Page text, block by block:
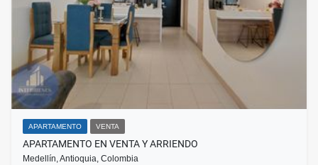
APARTAMENTO VENTA
APARTAMENTO EN VENTA Y ARRIENDO
Medellín, Antioquia, Colombia